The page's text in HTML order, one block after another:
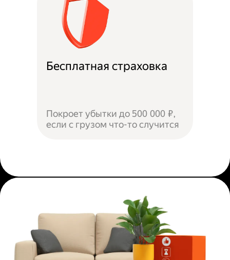
Бесплатная страховка
Покроет убытки до 500 000 ₽,
если с грузом что-то случится